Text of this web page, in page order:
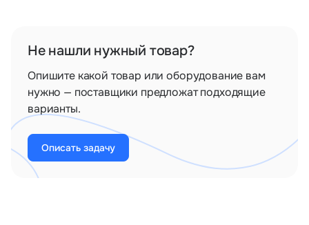
Не нашли нужный товар?
Опишите какой товар или оборудование вам
нужно — поставщики предложат подходящие
варианты.
Описать задачу